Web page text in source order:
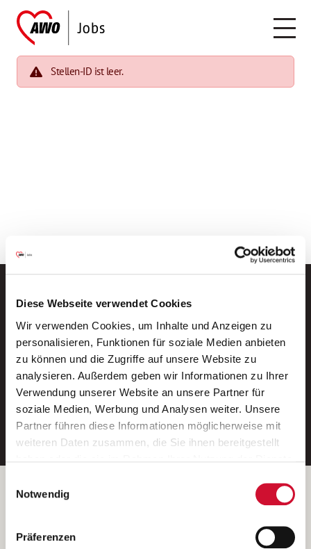
Diese Webseite verwendet Cookies
Wir verwenden Cookies, um Inhalte und Anzeigen zu
personalisieren, Funktionen für soziale Medien anbieten
zu können und die Zugriffe auf unsere Website zu
analysieren. Außerdem geben wir Informationen zu Ihrer
Verwendung unserer Website an unsere Partner für
soziale Medien, Werbung und Analysen weiter. Unsere
Partner führen diese Informationen möglicherweise mit
weiteren Daten zusammen, die Sie ihnen bereitgestellt
Wenn Sie auf „Cookies zulassen“ klicken, so stimmen
Sie der Speicherung sämtlicher Cookies zu. Sie können
Ihre Einwilligung selbstverständlich jederzeit widerrufen,
indem Sie die Cookie-Einstellungen aufrufen und diese
Notwendig
Präferenzen
Stellen-ID ist leer.
Neue Stellen per E-Mail.
Ein kostenloser Service von AWO
Jobs.
E-Mail-Adresse eintragen
Betreiber der Webseite
Kantstraße 45a